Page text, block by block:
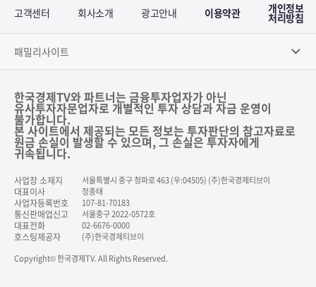
고객센터 회사소개 광고안내 이용약관 개인정보
처리방침
패밀리사이트
한국경제TV와 파트너는 금융투자업자가 아닌
유사투자자문업자로 개별적인 투자 상담과 자금 운영이
불가합니다.
본 사이트에서 제공되는 모든 정보는 투자판단의 참고자료로
원금 손실이 발생할 수 있으며, 그 손실은 투자자에게
귀속됩니다.
사업장 소재지 서울특별시 중구 청파로 463 (우:04505) (주)한국경제티브이
대표이사 정종태
사업자등록번호 107-81-70183
통신판매업신고 서울중구 2022-0572호
대표전화 02-6676-0000
호스팅제공자
(주)한국경제티브이
Copyright© 한국경제TV. All Rights Reserved.